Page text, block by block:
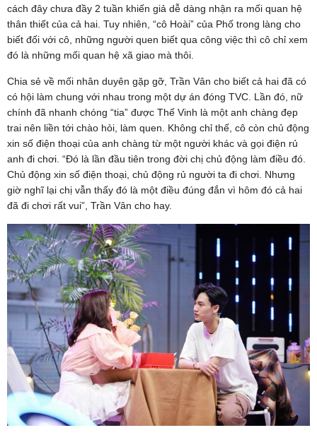
cách đây chưa đầy 2 tuần khiến giả dễ dàng nhận ra mối quan hệ
thân thiết của cả hai. Tuy nhiên, “cô Hoài” của Phố trong làng cho
biết đối với cô, những người quen biết qua công việc thì cô chỉ xem
đó là những mối quan hệ xã giao mà thôi.
Chia sẻ về mối nhân duyên gặp gỡ, Trần Vân cho biết cả hai đã có
có hội làm chung với nhau trong một dự án đóng TVC. Lần đó, nữ
chính đã nhanh chóng “tia” được Thế Vinh là một anh chàng đẹp
trai nên liền tới chào hỏi, làm quen. Không chỉ thế, cô còn chủ động
xin số điện thoại của anh chàng từ một người khác và gọi điện rủ
anh đi chơi. “Đó là lần đầu tiên trong đời chị chủ động làm điều đó.
Chủ động xin số điện thoại, chủ động rủ người ta đi chơi. Nhưng
giờ nghĩ lại chị vẫn thấy đó là một điều đúng đắn vì hôm đó cả hai
đã đi chơi rất vui”, Trần Vân cho hay.